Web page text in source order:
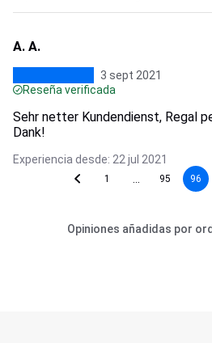
A. A.
3 sept 2021
Reseña verificada
Sehr netter Kundendienst, Regal
Dank!
Experiencia desde: 22 jul 2021
1 95 96
Opiniones añadidas por